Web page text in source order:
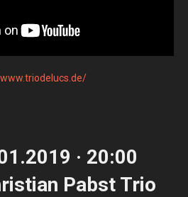
· 20:00
Pabst Trio